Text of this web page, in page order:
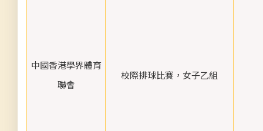
中國香港學界體育
聯會
校際排球比賽，女子乙組